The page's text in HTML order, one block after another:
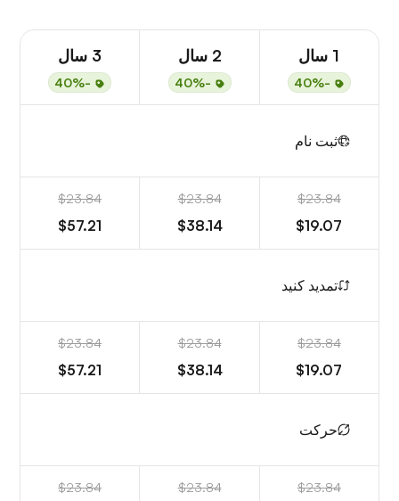
1 سال
-40%
2 سال
-40%
3 سال
-40%
ثبت نام
$23.84
$19.07
$23.84
$38.14
$23.84
$57.21
تمدید کنید
$23.84
$19.07
$23.84
$38.14
$23.84
$57.21
حرکت
$23.84
$23.84
$23.84